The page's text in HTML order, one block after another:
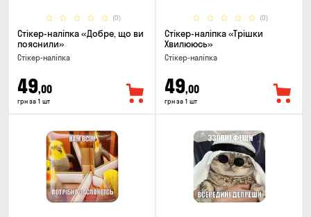
(0)
Стікер-наліпка «Добре, що ви
пояснили»
Стікер-наліпка
49,00
грн за 1 шт
(0)
Стікер-наліпка «Трішки
Хвилююсь»
Стікер-наліпка
49,00
грн за 1 шт